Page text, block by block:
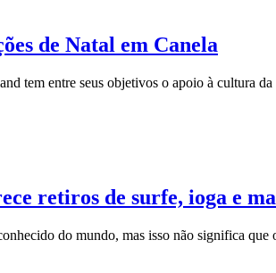
de Natal em Canela
tem entre seus objetivos o apoio à cultura
retiros de surfe, ioga e
do mundo, mas isso não significa